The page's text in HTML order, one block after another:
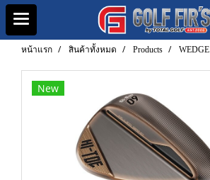
หน้าแรก สินค้าทั้งหมด Products WEDGE
New